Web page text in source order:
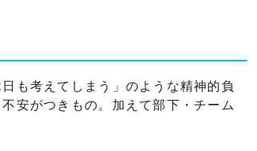
も考えてしまう」のような精神的負
安がつきもの。加えて部下・チーム